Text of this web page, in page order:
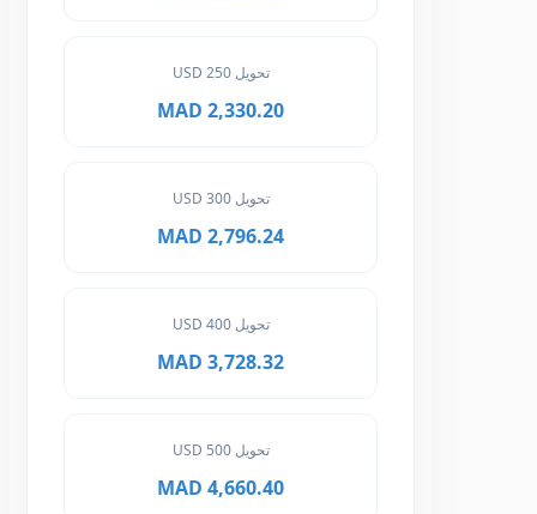
تحويل 250 USD
2,330.20 MAD
تحويل 300 USD
2,796.24 MAD
تحويل 400 USD
3,728.32 MAD
تحويل 500 USD
4,660.40 MAD